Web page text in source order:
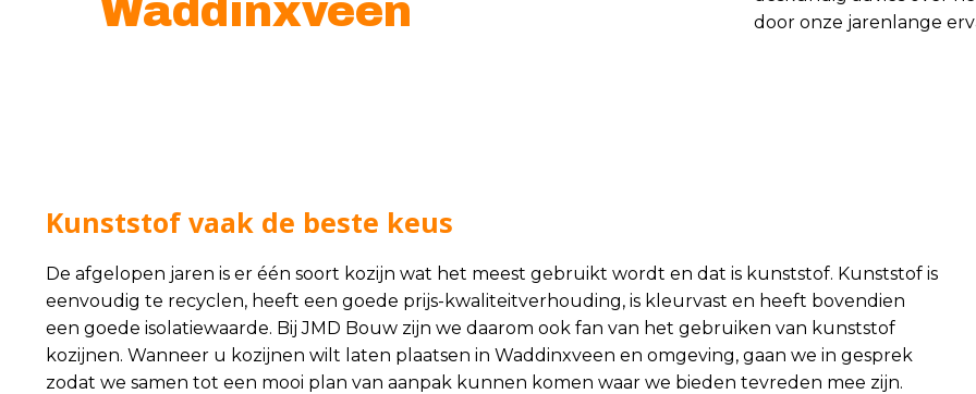
Waddinxveen
door onze jarenlange
Kunststof vaak de beste keus
De afgelopen jaren is er één soort kozijn wat het meest gebruikt wordt en dat is kunststof. Kunststof is
eenvoudig te recyclen, heeft een goede prijs-kwaliteitverhouding, is kleurvast en heeft bovendien
een goede isolatiewaarde. Bij JMD Bouw zijn we daarom ook fan van het gebruiken van kunststof
kozijnen. Wanneer u kozijnen wilt laten plaatsen in Waddinxveen en omgeving, gaan we in gesprek
zodat we samen tot een mooi plan van aanpak kunnen komen waar we bieden tevreden mee zijn.